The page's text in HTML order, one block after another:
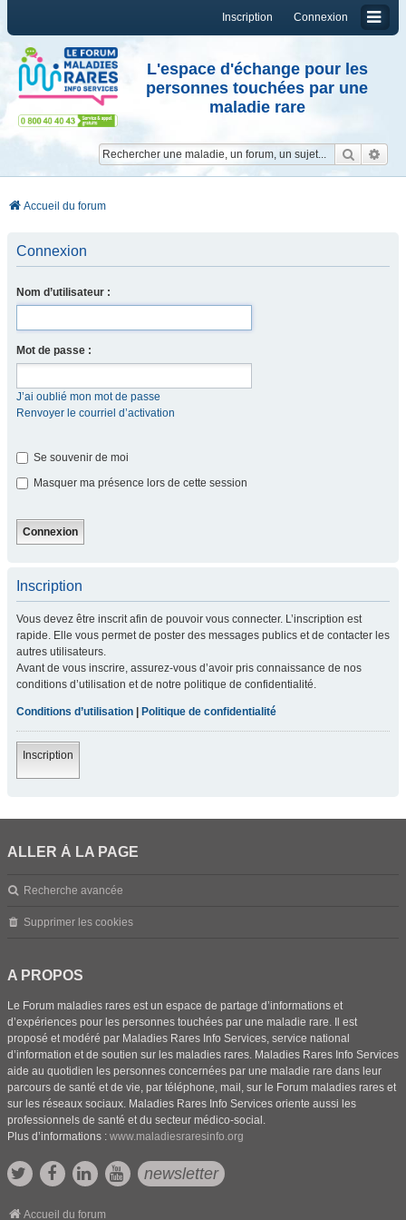
Connexion
Inscription
L'espace d'échange pour les
personnes touchées par une
maladie rare
Accueil du forum
Connexion
Nom d’utilisateur :
Mot de passe :
J’ai oublié mon mot de passe
Renvoyer le courriel d’activation
Se souvenir de moi
Masquer ma présence lors de cette session
Inscription
Vous devez être inscrit afin de pouvoir vous connecter. L’inscription est
rapide. Elle vous permet de poster des messages publics et de contacter les
autres utilisateurs.
Avant de vous inscrire, assurez-vous d’avoir pris connaissance de nos
conditions d’utilisation et de notre politique de confidentialité.
Conditions d’utilisation Politique de confidentialité
Inscription
ALLER À LA PAGE
Recherche avancée
Supprimer les cookies
A PROPOS
Le Forum maladies rares est un espace de partage d’informations et
d’expériences pour les personnes touchées par une maladie rare. Il est
proposé et modéré par Maladies Rares Info Services, service national
d’information et de soutien sur les maladies rares. Maladies Rares Info Services
aide au quotidien les personnes concernées par une maladie rare dans leur
parcours de santé et de vie, par téléphone, mail, sur le Forum maladies rares et
sur les réseaux sociaux. Maladies Rares Info Services oriente aussi les
professionnels de santé et du secteur médico-social.
Plus d’informations : www.maladiesraresinfo.org
newsletter
Accueil du forum